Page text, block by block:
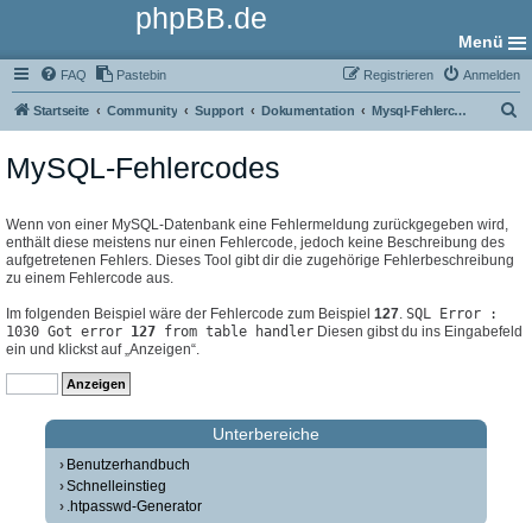
phpBB.de
Menü
FAQ Pastebin Anmelden
Registrieren
Startseite Community Support Dokumentation Mysql-Fehlercodes
MySQL-Fehlercodes
Wenn von einer MySQL-Datenbank eine Fehlermeldung zurückgegeben wird,
enthält diese meistens nur einen Fehlercode, jedoch keine Beschreibung des
aufgetretenen Fehlers. Dieses Tool gibt dir die zugehörige Fehlerbeschreibung
zu einem Fehlercode aus.
Im folgenden Beispiel wäre der Fehlercode zum Beispiel 127. SQL Error :
1030 Got error 127 from table handler Diesen gibst du ins Eingabefeld
ein und klickst auf „Anzeigen“.
Unterbereiche
Benutzerhandbuch
Schnelleinstieg
.htpasswd-Generator